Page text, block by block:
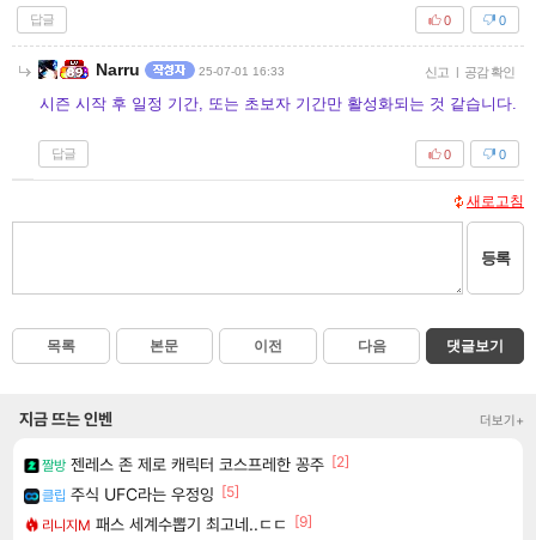
답글 0
0
Narru 25-07-01 16:33 신고 공감 확인
시즌 시작 후 일정 기간, 또는 초보자 기간만 활성화되는 것 같습니다.
답글 0
0
새로고침
등록
목록 본문 이전 다음 댓글보기
지금 뜨는 인벤 더보기+
짤방 젠레스 존 제로 캐릭터 코스프레한 꽁주 [2]
클립 주식 UFC라는 우정잉 [5]
리니지M 패스 세계수뽑기 최고네..ㄷㄷ
[9]